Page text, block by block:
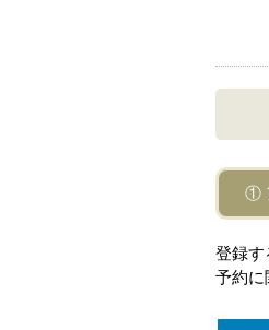
①
登録す
予約に